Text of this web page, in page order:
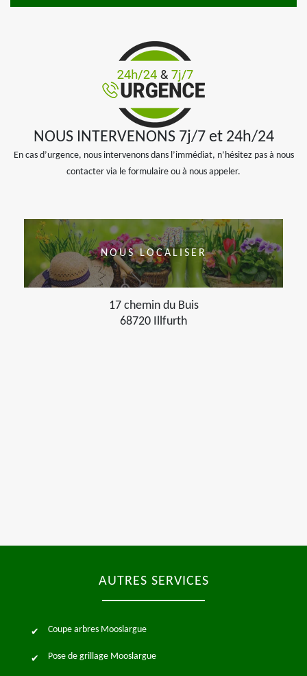
NOUS INTERVENONS 7j/7 et 24h/24
En cas d’urgence, nous intervenons dans l’immédiat, n’hésitez pas à nous
contacter via le formulaire ou à nous appeler.
NOUS LOCALISER
17 chemin du Buis
68720 Illfurth
AUTRES SERVICES
Coupe arbres Mooslargue
Pose de grillage Mooslargue